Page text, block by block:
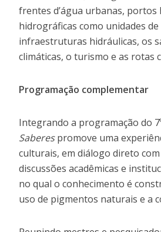
frentes d’água urbanas, portos
hidrográficas como unidades
infraestruturas hidráulicas, os
climáticas, o turismo e as rotas
Programação complementar
Integrando a programação do
Saberespromove uma
culturais, em diálogo direto
discussões acadêmicas e
no qual o conhecimento é
uso de pigmentos naturais e a